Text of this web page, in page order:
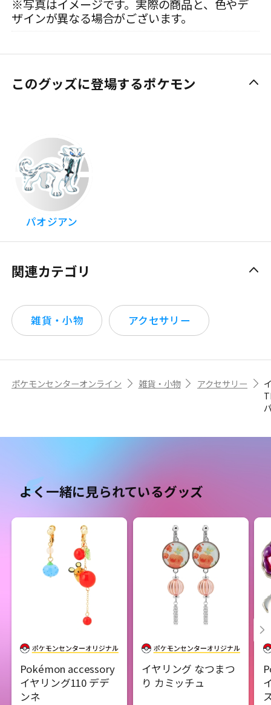
※写真はイメージです。実際の商品と、色やデ
ザインが異なる場合がございます。
このグッズに登場するポケモン
パオジアン
関連カテゴリ
雑貨・小物 アクセサリー
ポケモンセンターオンライン 雑貨・小物 アクセサリー
よく一緒に見られているグッズ
Pokémon accessory
イヤリング110 デデ
ンネ
イヤリング なつまつ
り カミッチュ